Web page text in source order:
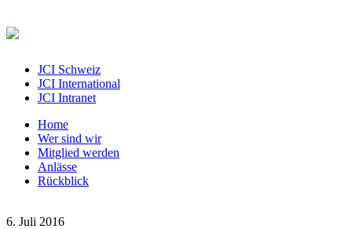
JCI Schweiz
JCI International
JCI Intranet
Home
Wer sind wir
Mitglied werden
Anlässe
Rückblick
6. Juli 2016